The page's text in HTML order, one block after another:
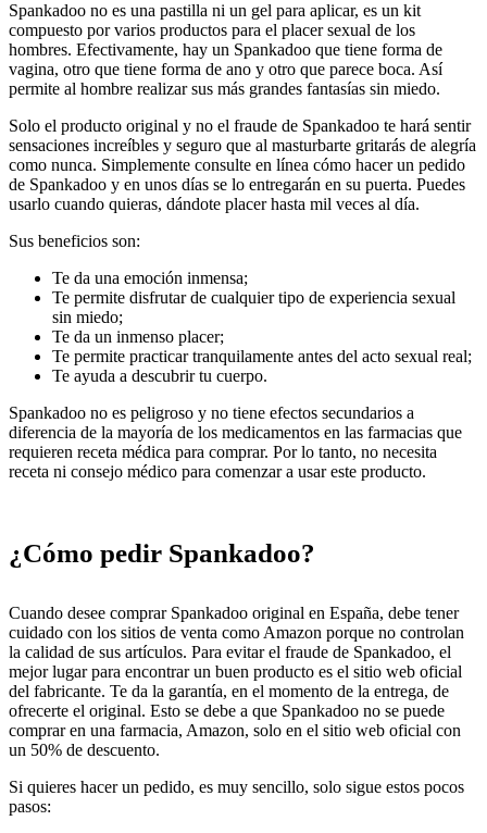
Spankadoo no es una pastilla ni un gel para aplicar, es un kit
compuesto por varios productos para el placer sexual de los
hombres. Efectivamente, hay un Spankadoo que tiene forma de
vagina, otro que tiene forma de ano y otro que parece boca. Así
permite al hombre realizar sus más grandes fantasías sin miedo.
Solo el producto original y no el fraude de Spankadoo te hará sentir
sensaciones increíbles y seguro que al masturbarte gritarás de alegría
como nunca. Simplemente consulte en línea cómo hacer un pedido
de Spankadoo y en unos días se lo entregarán en su puerta. Puedes
usarlo cuando quieras, dándote placer hasta mil veces al día.
Sus beneficios son:
Te da una emoción inmensa;
Te permite disfrutar de cualquier tipo de experiencia sexual
sin miedo;
Te da un inmenso placer;
Te permite practicar tranquilamente antes del acto sexual real;
Te ayuda a descubrir tu cuerpo.
Spankadoo no es peligroso y no tiene efectos secundarios a
diferencia de la mayoría de los medicamentos en las farmacias que
requieren receta médica para comprar. Por lo tanto, no necesita
receta ni consejo médico para comenzar a usar este producto.
¿Cómo pedir Spankadoo?
Cuando desee comprar Spankadoo original en España, debe tener
cuidado con los sitios de venta como Amazon porque no controlan
la calidad de sus artículos. Para evitar el fraude de Spankadoo, el
mejor lugar para encontrar un buen producto es el sitio web oficial
del fabricante. Te da la garantía, en el momento de la entrega, de
ofrecerte el original. Esto se debe a que Spankadoo no se puede
comprar en una farmacia, Amazon, solo en el sitio web oficial con
un 50% de descuento.
Si quieres hacer un pedido, es muy sencillo, solo sigue estos pocos
pasos: